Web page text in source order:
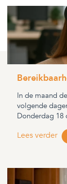
In de maand
volgende
Donderdag
Lees verder